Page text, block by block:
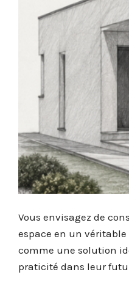
Vous envisagez de
espace en un véritable
comme une solution
praticité dans leur